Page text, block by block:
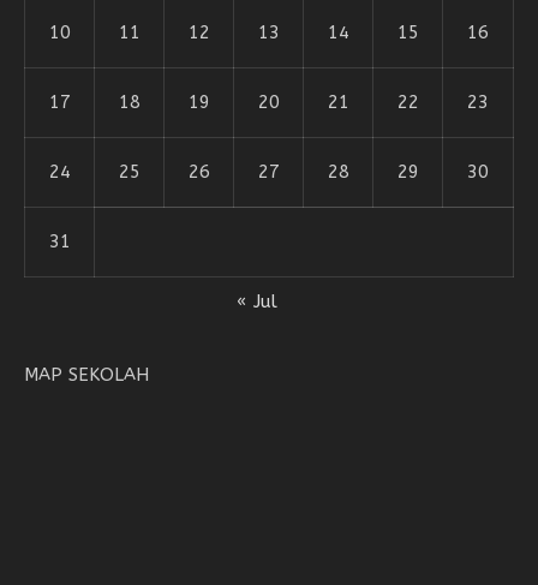
10 11 12 13 14 15 16
17 18 19 20 21 22 23
24 25 26 27 28 29 30
31
« Jul
MAP SEKOLAH